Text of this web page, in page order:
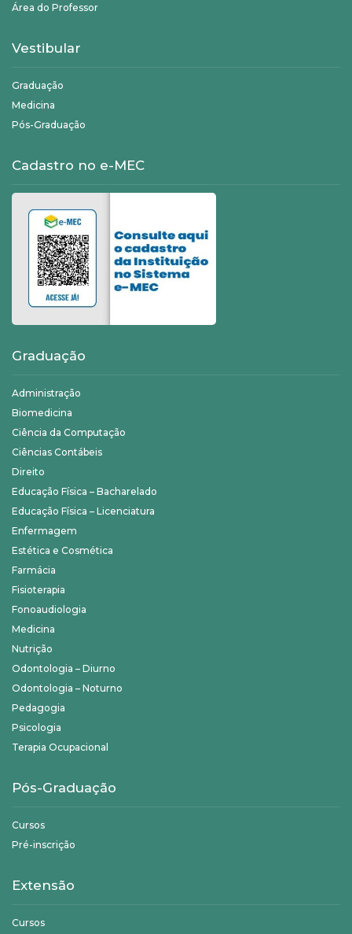
Área do Professor
Vestibular
Graduação
Medicina
Pós-Graduação
Cadastro no e-MEC
Graduação
Administração
Biomedicina
Ciência da Computação
Ciências Contábeis
Direito
Educação Física – Bacharelado
Educação Física – Licenciatura
Enfermagem
Estética e Cosmética
Farmácia
Fisioterapia
Fonoaudiologia
Medicina
Nutrição
Odontologia – Diurno
Odontologia – Noturno
Pedagogia
Psicologia
Terapia Ocupacional
Pós-Graduação
Cursos
Pré-inscrição
Extensão
Cursos